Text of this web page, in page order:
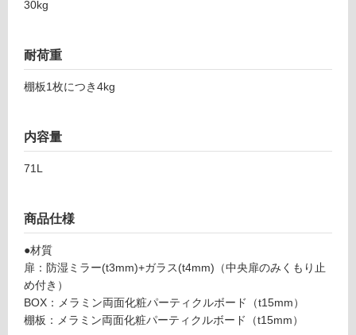
土足・遮
し
い
る
30kg
耐荷重
棚板1枚につき4kg
内容量
71L
商品仕様
●材質
扉：防湿ミラー(t3mm)+ガラス(t4mm)（中央扉のみくもり止
め付き）
BOX：メラミン両面化粧パーティクルボード（t15mm）
棚板：メラミン両面化粧パーティクルボード（t15mm）